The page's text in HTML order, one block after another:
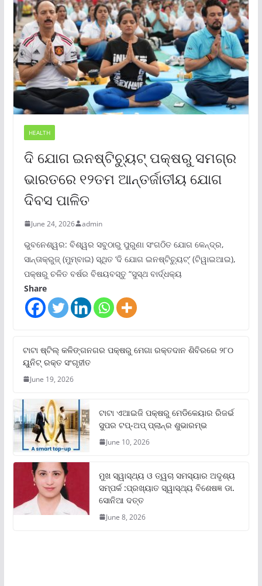
HEALTH
ଦି ଯୋଗ ଇନଷ୍ଟିଚ୍ୟୁଟ୍ ପକ୍ଷରୁ ସମଗ୍ର
ଭାରତରେ ୧୨ତମ ଆନ୍ତର୍ଜାତୀୟ ଯୋଗ
ଦିବସ ପାଳିତ
June 24, 2026 admin
ଭୁବନେଶ୍ୱର: ବିଶ୍ୱର ସବୁଠାରୁ ପୁରୁଣା ସଂଗଠିତ ଯୋଗ କେନ୍ଦ୍ର,
ସାନ୍ତାକ୍ରୁଜ୍ (ମୁମ୍ବାଇ) ସ୍ଥିତ ‘ଦି ଯୋଗ ଇନଷ୍ଟିଚ୍ୟୁଟ୍‌’ (ଟିୱାଇଆଇ),
ପକ୍ଷରୁ ଚଳିତ ବର୍ଷର ବିଷୟବସ୍ତୁ “ସୁସ୍ଥ ବାର୍ଦ୍ଧକ୍ୟ
Share
ଟାଟା ଷ୍ଟିଲ୍‌ କଳିଙ୍ଗନଗର ପକ୍ଷରୁ ମେଗା ରକ୍ତଦାନ ଶିବିରରେ ୨୮୦
ୟୁନିଟ୍‌ ରକ୍ତ ସଂଗୃହୀତ
June 19, 2026
ଟାଟା ଏଆଇଜି ପକ୍ଷରୁ ମେଡିକେୟାର ରିଜର୍ଭ
ସୁପର ଟପ୍‌-ଅପ୍ ପ୍ଲାନ୍‌ର ଶୁଭାରମ୍ଭ
June 10, 2026
ମୁଖ ସ୍ୱାସ୍ଥ୍ୟ ଓ ତ୍ୱଚା ସମସ୍ୟାର ଅଦୃଶ୍ୟ
ସମ୍ପର୍କ :ପ୍ରଖ୍ୟାତ ସ୍ୱାସ୍ଥ୍ୟ ବିଶେଷଜ୍ଞ ଡା.
ସୋନିଆ ଦତ୍ତ
June 8, 2026